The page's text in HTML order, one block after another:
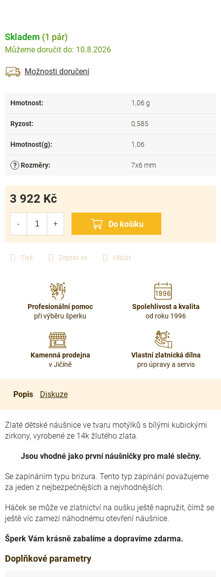
Tisk Zeptat se Hlídat
Skladem (1 pár)
10.8.2026
Možnosti doručení
3 922 Kč
Hmotnost: 1,06 g
Ryzost: 0,585
Hmotnost(g): 1,06
? Rozměry: 7x6 mm
Profesionální pomoc
při výběru šperku
Spolehlivost a kvalita
od roku 1996
Kamenná prodejna
v Jičíně
Vlastní zlatnická dílna
pro úpravy a servis
Popis Diskuze
Zlaté dětské náušnice ve tvaru motýlků s bílými kubickými
zirkony, vyrobené ze 14k žlutého zlata.
Jsou vhodné jako první náušničky pro malé slečny.
Se zapínáním typu brizura. Tento typ zapínání považujeme
za jeden z nejbezpečnějších a nejvhodnějších.
Háček se může ve zlatnictví na oušku ještě napružit, čímž se
ještě víc zamezí náhodnému otevření náušnice.
Šperk Vám krásně zabalíme a dopravíme zdarma.
Doplňkové parametry